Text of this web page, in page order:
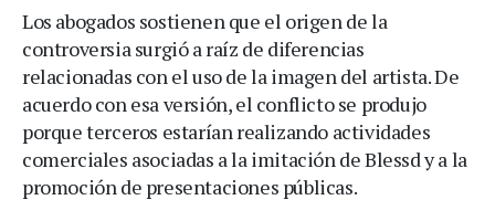
Los abogados sostienen que el origen de la
controversia surgió a raíz de diferencias
relacionadas con el uso de la imagen del artista. De
acuerdo con esa versión, el conflicto se produjo
porque terceros estarían realizando actividades
comerciales asociadas a la imitación de Blessd y a la
promoción de presentaciones públicas.